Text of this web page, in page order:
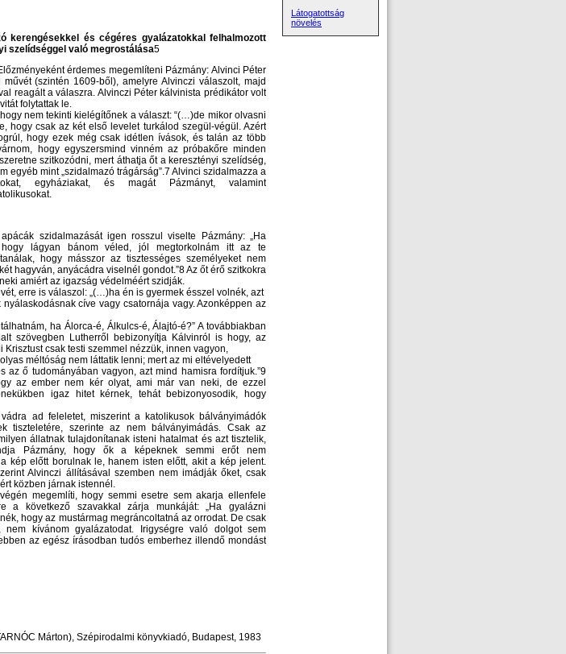
kerengésekkel és cégéres gyalázatokkal felhalmozott
szelídséggel való megrostálása5
érdemes megemlíteni Pázmány: Alvinci Péter
(szintén 1609-ből), amelyre Alvinczi válaszolt, majd
reagált a válaszra. Alvinczi Péter kálvinista prédikátor volt
folytattak le.
nem tekinti kielégítőnek a választ: “(…)de mikor olvasni
hogy csak az két első levelet turkálod szegül-végül. Azért
hogy ezek még csak idétlen ívások, és talán az több
hogy egyszersmind vinném az próbakőre minden
szitkozódni, mert áthatja őt a keresztényi szelídség,
egyéb mint „szidalmazó trágárság”.7 Alvinci szidalmazza a
egyháziakat, és magát Pázmányt, valamint
szidalmazását igen rosszul viselte Pázmány: „Ha
lágyan bánom véled, jól megtorkolnám itt az te
hogy másszor az tisztességes személyeket nem
hagyván, anyácádra viselnél gondot.”8 Az őt érő szitkokra
amiért az igazság védelméért szidják.
erre is válaszol: „(…)ha én is gyermek ésszel volnék, azt
cíve vagy csatornája vagy. Azonképpen az
ha Álorca-é, Álkulcs-é, Álajtó-é?” A továbbiakban
szövegben Lutherről bebizonyítja Kálvinról is hogy, az
Krisztust csak testi szemmel nézzük, innen vagyon,
méltóság nem láttatik lenni; mert az mi eltévelyedett
az ő tudományában vagyon, azt mind hamisra fordítjuk.”9
az ember nem kér olyat, ami már van neki, de ezzel
igaz hitet kérnek, tehát bebizonyosodik, hogy
ad feleletet, miszerint a katolikusok bálványimádók
tiszteletére, szerinte az nem bálványimádás. Csak az
állatnak tulajdonítanak isteni hatalmat és azt tisztelik,
Pázmány, hogy ők a képeknek semmi erőt nem
kép előtt borulnak le, hanem isten előtt, akit a kép jelent.
Alvinczi állításával szemben nem imádják őket, csak
közben járnak istennél.
megemlíti, hogy semmi esetre sem akarja ellenfele
a következő szavakkal zárja munkáját: „Ha gyalázni
hogy az mustármag megráncoltatná az orrodat. De csak
kívánom gyalázatodat. Irigységre való dolgot sem
az egész írásodban tudós emberhez illendő mondást
Márton), Szépirodalmi könyvkiadó, Budapest, 1983
Látogatottság
növelés